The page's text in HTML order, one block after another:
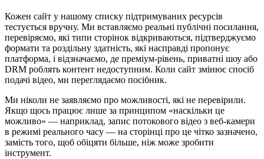
Кожен сайт у нашому списку підтримуваних ресурсів
тестується вручну. Ми вставляємо реальні публічні посилання,
перевіряємо, які типи сторінок відкриваються, підтверджуємо
формати та роздільну здатність, які насправді пропонує
платформа, і відзначаємо, де преміум-рівень, приватні шоу або
DRM роблять контент недоступним. Коли сайт змінює спосіб
подачі відео, ми переглядаємо посібник.
Ми ніколи не заявляємо про можливості, які не перевірили.
Якщо щось працює лише за принципом «наскільки це
можливо» — наприклад, запис потокового відео з веб-камери
в режимі реального часу — на сторінці про це чітко зазначено,
замість того, щоб обіцяти більше, ніж може зробити
інструмент.